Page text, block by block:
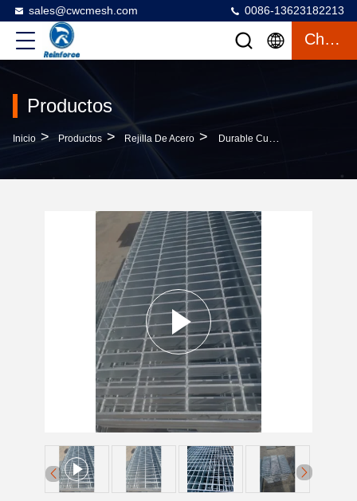
sales@cwcmesh.com 0086-13623182213
Charlar
Productos
Inicio > Productos > Rejilla De Acero > Durable Custom 1M Q195 Serrated Metal Grating For Industry Platform